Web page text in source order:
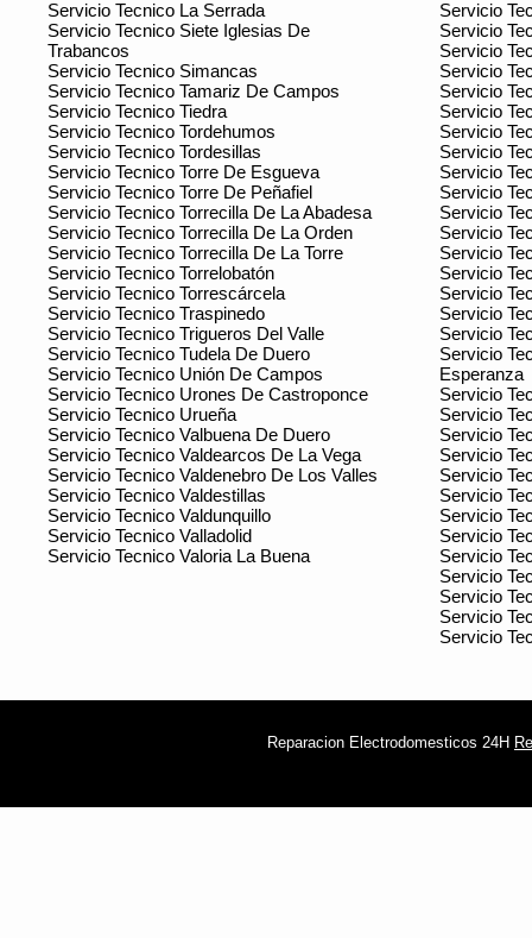
Servicio Tecnico La Serrada
Servicio Tecnico Siete Iglesias De
Trabancos
Servicio Tecnico Simancas
Servicio Tecnico Tamariz De Campos
Servicio Tecnico Tiedra
Servicio Tecnico Tordehumos
Servicio Tecnico Tordesillas
Servicio Tecnico Torre De Esgueva
Servicio Tecnico Torre De Peñafiel
Servicio Tecnico Torrecilla De La Abadesa
Servicio Tecnico Torrecilla De La Orden
Servicio Tecnico Torrecilla De La Torre
Servicio Tecnico Torrelobatón
Servicio Tecnico Torrescárcela
Servicio Tecnico Traspinedo
Servicio Tecnico Trigueros Del Valle
Servicio Tecnico Tudela De Duero
Servicio Tecnico Unión De Campos
Servicio Tecnico Urones De Castroponce
Servicio Tecnico Urueña
Servicio Tecnico Valbuena De Duero
Servicio Tecnico Valdearcos De La Vega
Servicio Tecnico Valdenebro De Los Valles
Servicio Tecnico Valdestillas
Servicio Tecnico Valdunquillo
Servicio Tecnico Valladolid
Servicio Tecnico Valoria La Buena
Servicio
Servicio
Servicio
Servicio
Servicio
Servicio
Servicio
Servicio
Servicio
Servicio
Servicio
Servicio
Servicio
Servicio
Servicio
Servicio
Servicio
Servicio
Esperanza
Servicio
Servicio
Servicio
Servicio
Servicio
Servicio
Servicio
Servicio
Servicio
Servicio
Servicio
Servicio
Servicio
Reparacion Electrodomesticos 24H